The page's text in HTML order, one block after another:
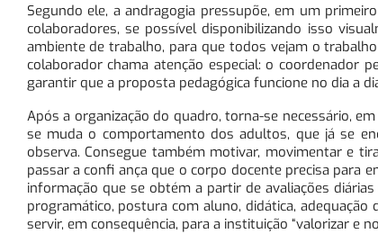
Segundo ele, a andragogia pressupõe, em um
colaboradores, se possível disponibilizando isso
ambiente de trabalho, para que todos vejam o
colaborador chama atenção especial: o coordenador
garantir que a proposta pedagógica funcione no dia a
Após a organização do quadro, torna-se necessário,
se muda o comportamento dos adultos, que já se
observa. Consegue também motivar, movimentar e
passar a confi ança que o corpo docente precisa para
informação que se obtém a partir de avaliações
programático, postura com aluno, didática,
servir, em consequência, para a instituição “valorizar e